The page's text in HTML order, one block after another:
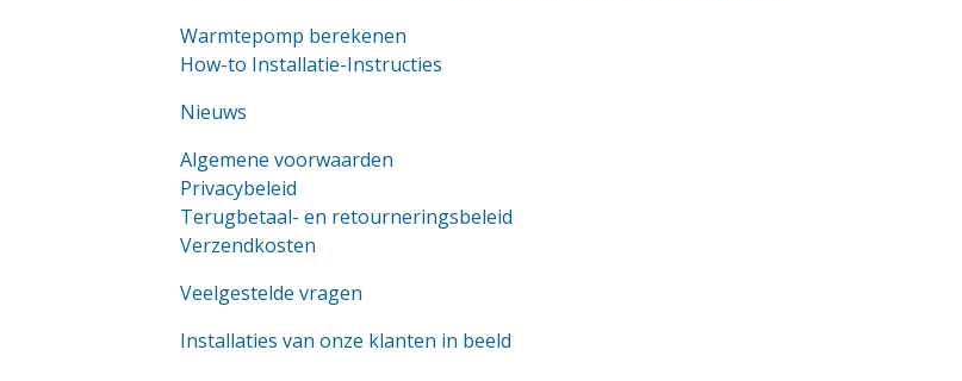
Warmtepomp berekenen
How-to Installatie-Instructies
Nieuws
Algemene voorwaarden
Privacybeleid
Terugbetaal- en retourneringsbeleid
Verzendkosten
Veelgestelde vragen
Installaties van onze klanten in beeld